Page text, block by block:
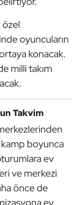
özel
oyuncuların
konacak.
milli takım
Takvim
boyunca
ev
ve merkezi
önce de